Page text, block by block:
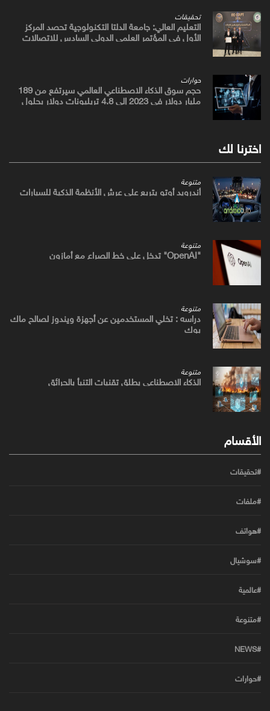
تحقيقات
التعليم العالي: جامعة الدلتا التكنولوجية تحصد المركز
الأول في المؤتمر العلمي الدولي السادس للاتصالات
حوارات
حجم سوق الذكاء الاصطناعي العالمي سيرتفع من 189
مليار دولار في 2023 إلى 4.8 تريليونات دولار بحلول
اخترنا لك
متنوعة
أندرويد أوتو يتربع علي عرش الأنظمة الذكية للسيارات
متنوعة
"OpenAI" تدخل علي خط الصراع مع أمازون
متنوعة
دراسه : تخلي المستخدمين عن أجهزة ويندوز لصالح ماك
بوك
متنوعة
الذكاء الاصطناعي يطلق تقنيات التنبأ بالحرائق
الأقسام
#تحقيقات
#ملفات
#هواتف
#سوشيال
#عالمية
#متنوعة
#NEWS
#حوارات